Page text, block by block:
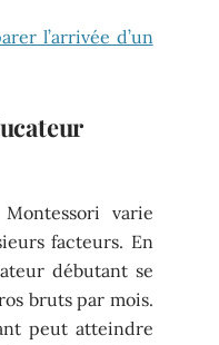
l’arrivée d’un
varie
facteurs. En
débutant se
bruts par mois.
peut atteindre